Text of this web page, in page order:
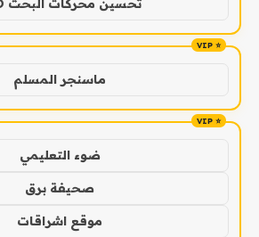
ماسنجر المسلم
ضوء التعليمي
صحيفة برق
موقع اشراقات